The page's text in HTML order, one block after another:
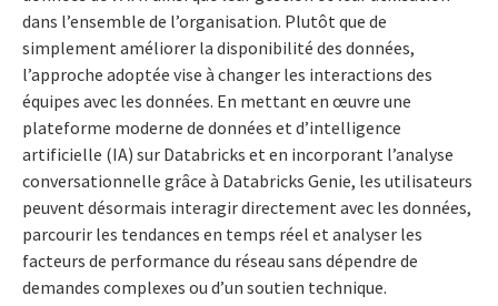
dans l’ensemble de l’organisation. Plutôt que de
simplement améliorer la disponibilité des données,
l’approche adoptée vise à changer les interactions des
équipes avec les données. En mettant en œuvre une
plateforme moderne de données et d’intelligence
artificielle (IA) sur Databricks et en incorporant l’analyse
conversationnelle grâce à Databricks Genie, les utilisateurs
peuvent désormais interagir directement avec les données,
parcourir les tendances en temps réel et analyser les
facteurs de performance du réseau sans dépendre de
demandes complexes ou d’un soutien technique.